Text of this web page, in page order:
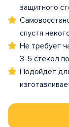
защитного
спустя
Не требует
3-5 стекол
Подойдет